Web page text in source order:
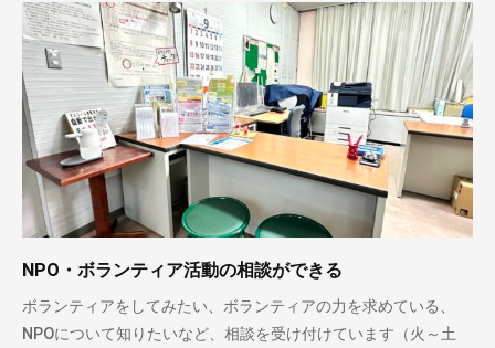
NPO・ボランティア活動の相談ができる
ボランティアをしてみたい、ボランティアの力を求めている、
NPOについて知りたいなど、相談を受け付けています（火～土